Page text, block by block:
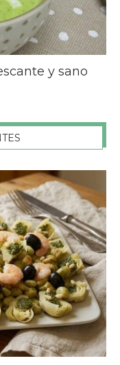
y sano